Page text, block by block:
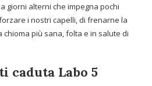
giorni alterni che impegna pochi
i nostri capelli, di frenarne la
più sana, folta e in salute di
caduta Labo 5